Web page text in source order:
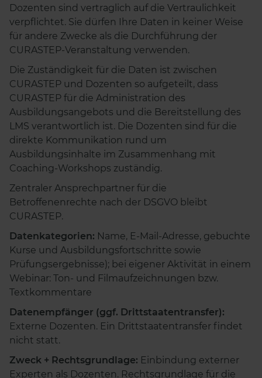
Dozenten sind vertraglich auf die Vertraulichkeit
verpflichtet. Sie dürfen Ihre Daten in keiner Weise
für andere Zwecke als die Durchführung der
CURASTEP-Veranstaltung verwenden.
Die Zuständigkeit für die Daten ist zwischen
CURASTEP und Dozenten so aufgeteilt, dass
CURASTEP für die Administration des
Ausbildungsangebots und die Bereitstellung des
LMS verantwortlich ist. Die Dozenten sind für die
direkte Kommunikation rund um
Ausbildungsinhalte im Zusammenhang mit
Coaching-Workshops zuständig.
Zentraler Ansprechpartner für die
Betroffenenrechte nach der DSGVO bleibt
CURASTEP.
Datenkategorien: Name, E-Mail-Adresse, gebuchte
Kurse und Ausbildungsfortschritte sowie
Prüfungsergebnisse); bei eigener Aktivität in einem
Webinar: Ton- und Filmaufzeichnungen bzw.
Textkommentare
Datenempfänger (ggf. Drittstaatentransfer):
Externe Dozenten. Ein Drittstaatentransfer findet
nicht statt.
Zweck + Rechtsgrundlage: Einbindung externer
Experten als Dozenten. Rechtsgrundlage für die